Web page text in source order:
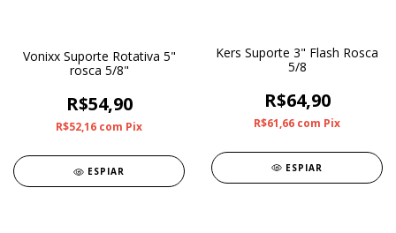
Vonixx Suporte Rotativa 5"
rosca 5/8"
R$54,90
R$52,16 com Pix
ESPIAR
Kers Suporte 3" Flash Rosca
5/8
R$64,90
R$61,66 com Pix
ESPIAR